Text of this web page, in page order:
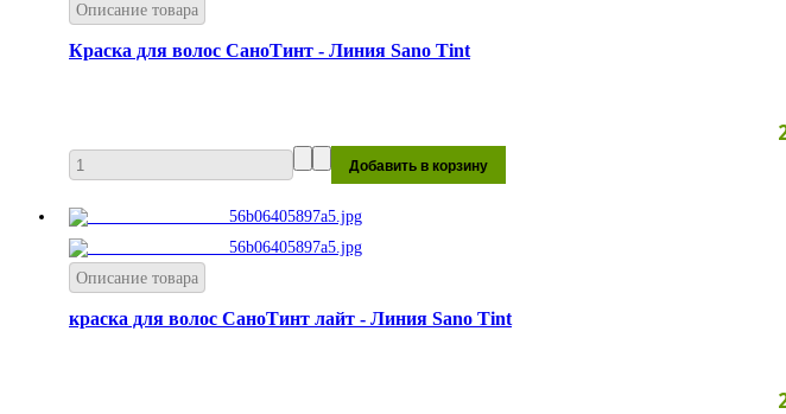
Описание товара
Краска для волос СаноТинт - Линия Sano Tint
Описание товара
краска для волос СаноТинт лайт - Линия Sano Tint